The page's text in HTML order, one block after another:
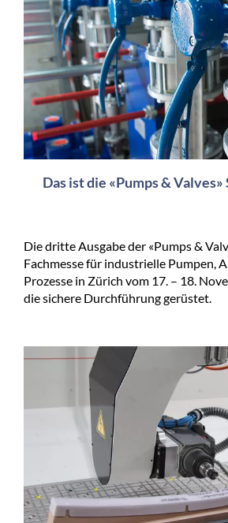
Das ist die «Pumps &
Die dritte Ausgabe der «Pumps &
Fachmesse für industrielle Pumpen,
Prozesse in Zürich vom 17. – 18.
die sichere Durchführung gerüstet.